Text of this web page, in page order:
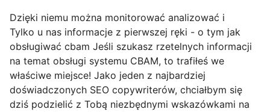
Dzięki niemu można monitorować analizować i
Tylko u nas informacje z pierwszej ręki - o tym jak
obsługiwać cbam Jeśli szukasz rzetelnych informacji
na temat obsługi systemu CBAM, to trafiłeś we
właściwe miejsce! Jako jeden z najbardziej
doświadczonych SEO copywriterów, chciałbym się
dziś podzielić z Tobą niezbędnymi wskazówkami na